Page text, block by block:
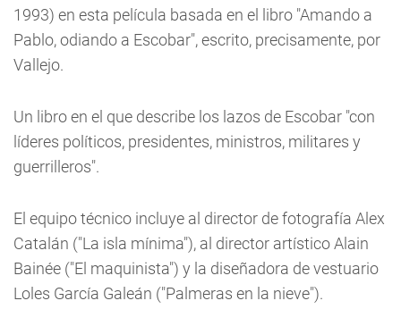
1993) en esta película basada en el libro "Amando a
Pablo, odiando a Escobar", escrito, precisamente, por
Vallejo.
Un libro en el que describe los lazos de Escobar "con
líderes políticos, presidentes, ministros, militares y
guerrilleros".
El equipo técnico incluye al director de fotografía Alex
Catalán ("La isla mínima"), al director artístico Alain
Bainée ("El maquinista") y la diseñadora de vestuario
Loles García Galeán ("Palmeras en la nieve").